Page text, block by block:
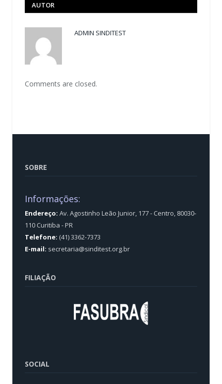
AUTOR
ADMIN SINDITEST
Comments are closed.
SOBRE
Informações:
Endereço: Av. Agostinho Leão Junior, 177 - Centro, 80030-
110 Curitiba - PR
Telefone: (41) 3362-7373
E-mail: secretaria@sinditest.org.br
FILIAÇÃO
SOCIAL